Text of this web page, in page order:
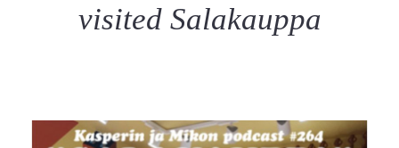
visited Salakauppa